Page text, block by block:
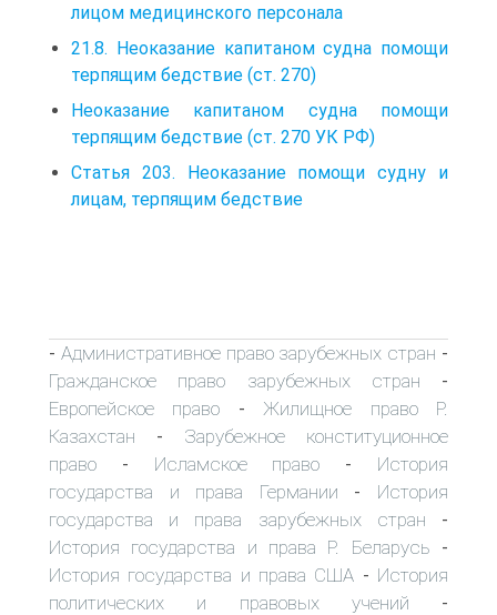
лицом медицинского персонала
21.8. Неоказание капитаном судна помощи
терпящим бедствие (ст. 270)
Неоказание капитаном судна помощи
терпящим бедствие (ст. 270 УК РФ)
Статья 203. Неоказание помощи судну и
лицам, терпящим бедствие
- Административное право зарубежных стран -
Гражданское право зарубежных стран -
Европейское право - Жилищное право Р.
Казахстан - Зарубежное конституционное
право - Исламское право - История
государства и права Германии - История
государства и права зарубежных стран -
История государства и права Р. Беларусь -
История государства и права США - История
политических и правовых учений -